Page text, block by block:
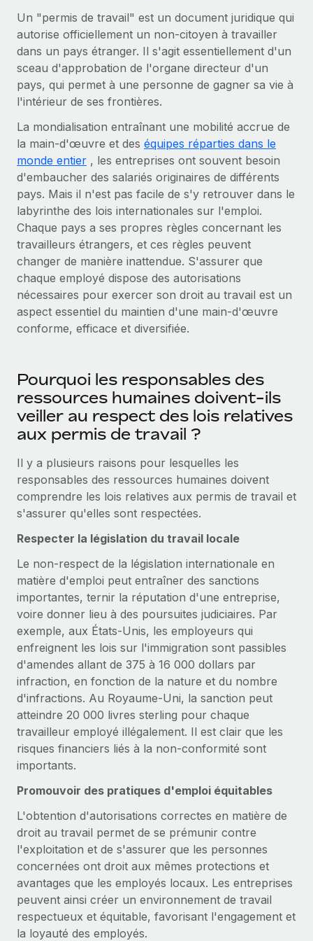
Intégrez et gérez vos freelances partout dans le monde
PEO
Sous-traitez les opérations complexes liées à l’emploi
Intégrez vos RH aux flux de travail en toute simplicité
Plateforme
Des fonctions RH clés intégrées pour votre équipe
Connecter Nouveau
Connectez n'importe quel outil d’IA à Remote grâce à
notre MCP
Intégrations
Rationalisez vos processus avec des outils essentiels
Demandez aux experts
Recevez des conseils d’experts sur les RH à
l’international et la conformité
Contrôles d’antécédents
Simplifiez vos processus de présélection des
candidats
Remote Watchtower
matière de conformité
Gestion des appareils
Achetez et suivez vos équipements informatiques
dans le monde entier
Création d’entité
Établissez des entités rapidement et en toute
conformité
Mobilité et déménagement international
Organisez facilement le déménagement de vos
employés
Avantages sociaux
Examinez notre service par rapport aux autres
CROISSANCE
Start-ups
paie des entreprises en pleine croissance
Entreprises intermédiaires
Développez vos équipes avec des solutions RH sur
mesure
Les RH à l’international pour les grandes entreprises
TRAVAILLONS ENSEMBLE
Partenaires stratégiques de la tech
Intégrez les RH à l’international de manière flexible
Remote Build Bientôt disponible
Conseil en intégrations et automatisations assistées par
l’IA
ÉTUDES DE CAS
Comment Weaviate, l'as de l'IA, a développé
ses effectifs de 120 % avec Remote
Weaviate en bref Weaviate crée des infrastructures open
source et AI-first. Sa mission est...
En savoir plus
Intégration Remote x BambooHR : du local à
l’international, le recrutement sans changer de
plateforme
Impact Les clients BambooHR peuvent désormais
embaucher et gérer les employés internationaux...
En savoir plus
pays
Calculateur de paiement des freelances
Découvrez les devises disponibles et les vitesses de
paiement pour vos freelances internationaux
APPRENDRE AVEC REMOTE
Recherche et guides
Études de cas
Glossaire RH
Checklists et modèles
Descriptions de postes
Webinaires
Événements
Données sur les salaires et les talents
Centre de ressources
Obtenir de l’aide
Voir toutes les ressources
EOR et PEO
Gestion des freelances
Taxes
Explorer le blog
BLOG
Mises à jour des produits de Remote :
Intégrations Gusto et Xero et Gestion des
freelances Plus
toute taille à embaucher, gérer et payer...
En savoir plus
Comment Phiture gère ses 55 employés
répartis dans 19 pays grâce à Remote
Phiture, un leader notable du conseil en matière de
croissance mobile internationale, encourage les...
Nederlands
Deutsch
Español
Italiano
Português (Portugal)
日本語
한국어
中文（简体）
Connexion
Un "permis de travail" est un document juridique qui
autorise officiellement un non-citoyen à travailler
dans un pays étranger. Il s'agit essentiellement d'un
sceau d'approbation de l'organe directeur d'un
pays, qui permet à une personne de gagner sa vie à
l'intérieur de ses frontières.
La mondialisation entraînant une mobilité accrue de
la main-d'œuvre et des équipes réparties dans le
monde entier , les entreprises ont souvent besoin
d'embaucher des salariés originaires de différents
pays. Mais il n'est pas facile de s'y retrouver dans le
labyrinthe des lois internationales sur l'emploi.
Chaque pays a ses propres règles concernant les
travailleurs étrangers, et ces règles peuvent
changer de manière inattendue. S'assurer que
chaque employé dispose des autorisations
nécessaires pour exercer son droit au travail est un
aspect essentiel du maintien d'une main-d'œuvre
conforme, efficace et diversifiée.
Pourquoi les responsables des
ressources humaines doivent-ils
veiller au respect des lois relatives
aux permis de travail ?
Il y a plusieurs raisons pour lesquelles les
responsables des ressources humaines doivent
comprendre les lois relatives aux permis de travail et
s'assurer qu'elles sont respectées.
Respecter la législation du travail locale
Le non-respect de la législation internationale en
matière d'emploi peut entraîner des sanctions
importantes, ternir la réputation d'une entreprise,
voire donner lieu à des poursuites judiciaires. Par
exemple, aux États-Unis, les employeurs qui
enfreignent les lois sur l'immigration sont passibles
d'amendes allant de 375 à 16 000 dollars par
infraction, en fonction de la nature et du nombre
d'infractions. Au Royaume-Uni, la sanction peut
atteindre 20 000 livres sterling pour chaque
travailleur employé illégalement. Il est clair que les
risques financiers liés à la non-conformité sont
importants.
Promouvoir des pratiques d'emploi équitables
L'obtention d'autorisations correctes en matière de
droit au travail permet de se prémunir contre
l'exploitation et de s'assurer que les personnes
concernées ont droit aux mêmes protections et
avantages que les employés locaux. Les entreprises
peuvent ainsi créer un environnement de travail
respectueux et équitable, favorisant l'engagement et
la loyauté des employés.